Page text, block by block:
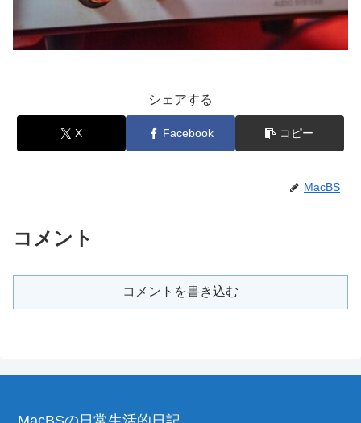
シェアする
X Facebook コピー
MacBS
コメント
コメントを書き込む